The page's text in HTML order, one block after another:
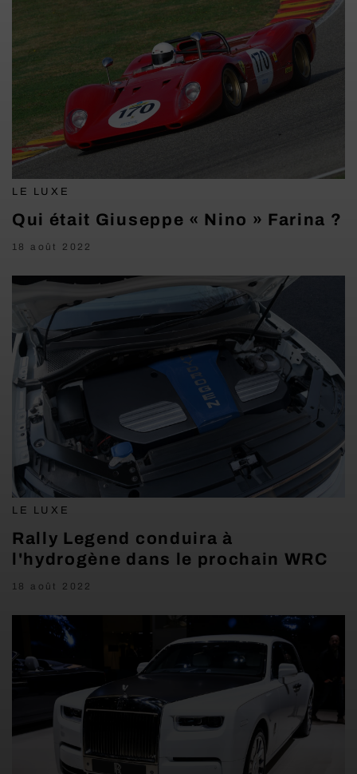
LE LUXE
Qui était Giuseppe « Nino » Farina ?
18 août 2022
LE LUXE
Rally Legend conduira à
l'hydrogène dans le prochain WRC
18 août 2022